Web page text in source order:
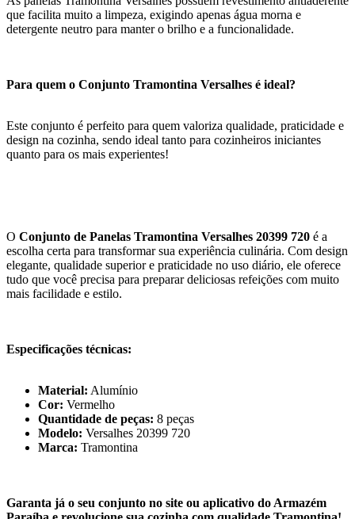
que facilita muito a limpeza, exigindo apenas água morna e
detergente neutro para manter o brilho e a funcionalidade.
Para quem o Conjunto Tramontina Versalhes é ideal?
Este conjunto é perfeito para quem valoriza qualidade, praticidade e
design na cozinha, sendo ideal tanto para cozinheiros iniciantes
quanto para os mais experientes!
O Conjunto de Panelas Tramontina Versalhes 20399 720 é a
escolha certa para transformar sua experiência culinária. Com design
elegante, qualidade superior e praticidade no uso diário, ele oferece
tudo que você precisa para preparar deliciosas refeições com muito
mais facilidade e estilo.
Especificações técnicas:
Material: Alumínio
Cor: Vermelho
Quantidade de peças: 8 peças
Modelo: Versalhes 20399 720
Marca: Tramontina
Garanta já o seu conjunto no site ou aplicativo do Armazém